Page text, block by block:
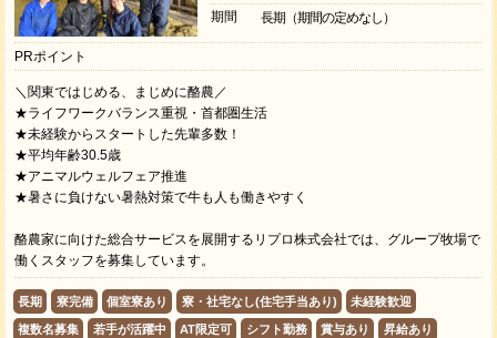
期間
長期（期間の定めなし）
PRポイント
＼関東ではじめる、まじめに酪農／
★ライフワークバランス重視・首都圏生活
★未経験からスタートした先輩多数！
★平均年齢30.5歳
★アニマルウェルフェア推進
★暑さに負けない暑熱対策で牛も人も働きやすく
酪農家に向けた総合サービスを展開するリプロ株式会社では、グループ牧場で
働くスタッフを募集しています。
長期 寮完備 個室寮あり 寮・社宅なし(住宅手当あり) 未経験歓迎
複数名募集 若手が活躍中 AT限定可 シフト勤務 賞与あり 昇給あり